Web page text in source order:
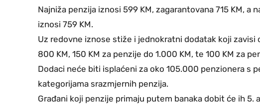
Najniža penzija iznosi 599 KM, zagarantovana 715 KM, a
iznosi 759 KM.
Uz redovne iznose stiže i jednokratni dodatak koji zavisi
800 KM, 150 KM za penzije do 1.000 KM, te 100 KM za
Dodaci neće biti isplaćeni za oko 105.000 penzionera s
kategorijama srazmjernih penzija.
Građani koji penzije primaju putem banaka dobit će ih